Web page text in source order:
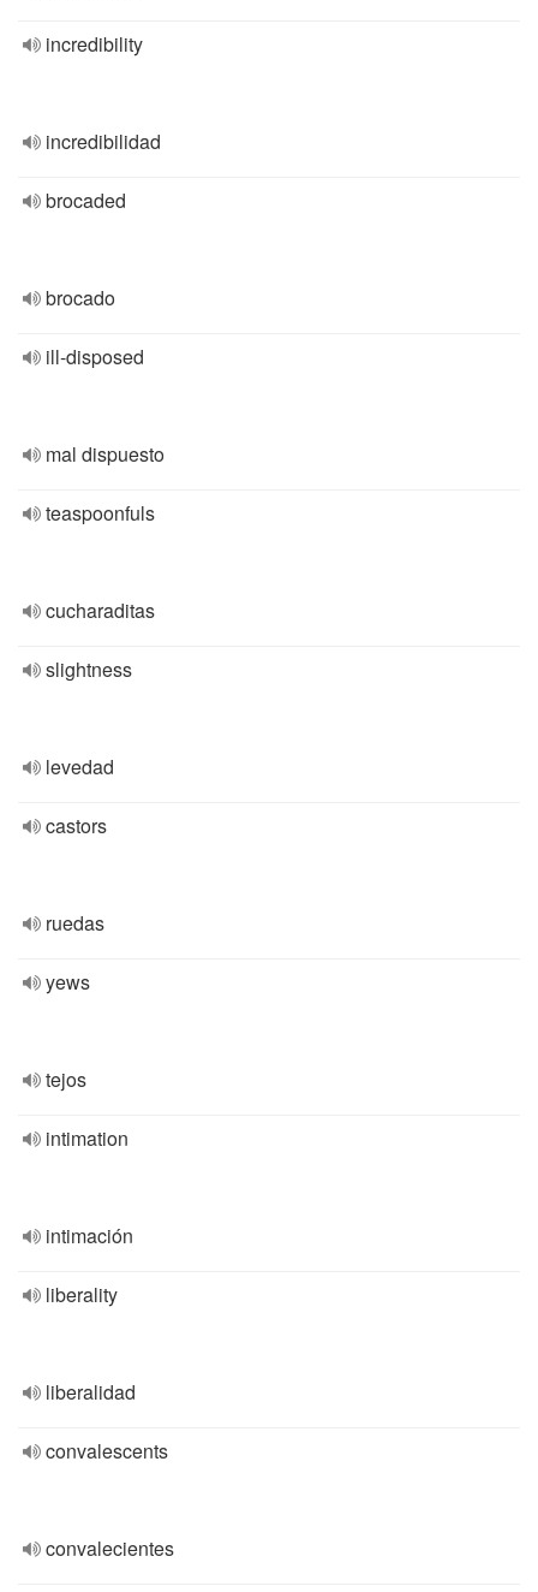
incredibility
incredibilidad
brocaded
brocado
ill-disposed
mal dispuesto
teaspoonfuls
cucharaditas
slightness
levedad
castors
ruedas
yews
tejos
intimation
intimación
liberality
liberalidad
convalescents
convalecientes